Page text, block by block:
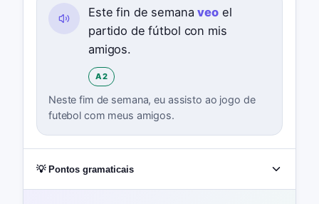
Este fin de semanaveo el
partido de fútbol con mis
amigos.
A2
Neste fim de semana, eu assisto ao jogo de
futebol com meus amigos.
💡 Pontos gramaticais